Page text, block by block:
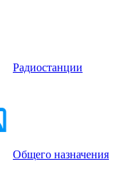
Радиостанции
Общего назначения